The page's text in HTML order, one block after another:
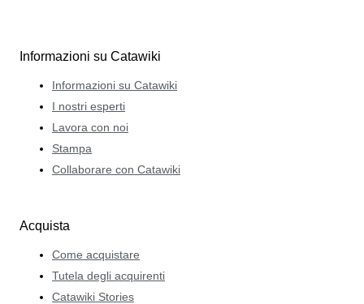
Informazioni su Catawiki
Informazioni su Catawiki
I nostri esperti
Lavora con noi
Stampa
Collaborare con Catawiki
Acquista
Come acquistare
Tutela degli acquirenti
Catawiki Stories